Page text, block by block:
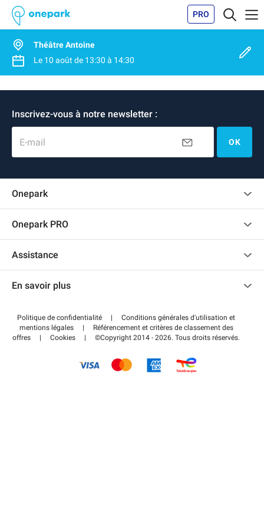
PRO
Théâtre Antoine
Le 10 août de 13:30 à 14:30
Inscrivez-vous à notre newsletter :
E-mail OK
Onepark
Recrutement
Onepark PRO
Accéder à mon espace partenaire
Assistance
Centre d'aide
Régler votre stationnement FLOW
En savoir plus
Wiki
Guide du stationnement
Politique de confidentialité |
Conditions générales d'utilisation et
mentions légales
|
Référencement et critères de classement des
offres
| Cookies | ©Copyright 2014 - 2026. Tous droits réservés.